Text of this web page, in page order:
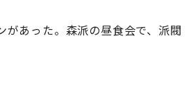
あった。森派の昼食会で、派閥